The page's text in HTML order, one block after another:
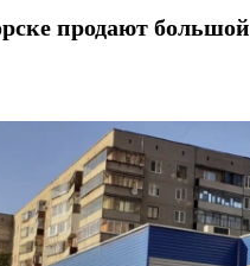
продают большой